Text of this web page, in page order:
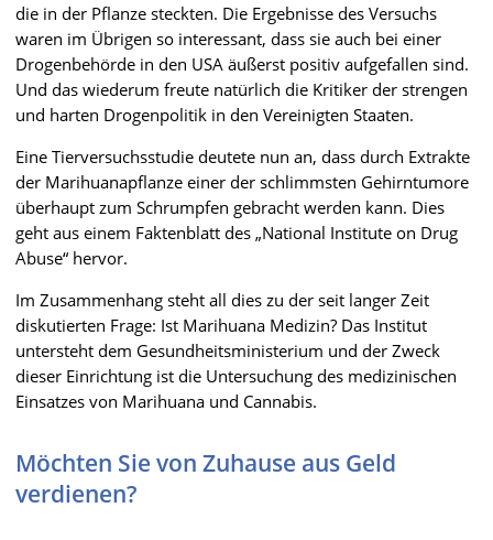
die in der Pflanze steckten. Die Ergebnisse des Versuchs
waren im Übrigen so interessant, dass sie auch bei einer
Drogenbehörde in den USA äußerst positiv aufgefallen sind.
Und das wiederum freute natürlich die Kritiker der strengen
und harten Drogenpolitik in den Vereinigten Staaten.
Eine Tierversuchsstudie deutete nun an, dass durch Extrakte
der Marihuanapflanze einer der schlimmsten Gehirntumore
überhaupt zum Schrumpfen gebracht werden kann. Dies
geht aus einem Faktenblatt des „National Institute on Drug
Abuse“ hervor.
Im Zusammenhang steht all dies zu der seit langer Zeit
diskutierten Frage: Ist Marihuana Medizin? Das Institut
untersteht dem Gesundheitsministerium und der Zweck
dieser Einrichtung ist die Untersuchung des medizinischen
Einsatzes von Marihuana und Cannabis.
Möchten Sie von Zuhause aus Geld
verdienen?